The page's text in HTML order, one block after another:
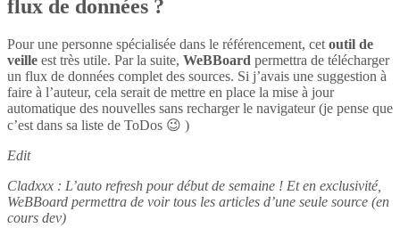
flux de données ?
Pour une personne spécialisée dans le référencement, cet outil de
veille est très utile. Par la suite, WeBBoard permettra de télécharger
un flux de données complet des sources. Si j’avais une suggestion à
faire à l’auteur, cela serait de mettre en place la mise à jour
automatique des nouvelles sans recharger le navigateur (je pense que
c’est dans sa liste de ToDos 😉 )
Edit
Cladxxx : L’auto refresh pour début de semaine ! Et en exclusivité,
WeBBoard permettra de voir tous les articles d’une seule source (en
cours dev)